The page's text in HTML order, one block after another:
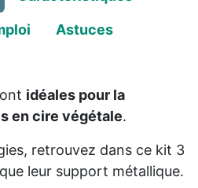
Astuces
idéales pour la
en cire végétale.
retrouvez dans ce kit 3
leur support métallique.